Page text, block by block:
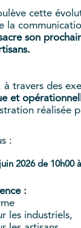
cette
la
son
à travers des
et
réalisée
:
2026 de 10h00
:
les industriels,